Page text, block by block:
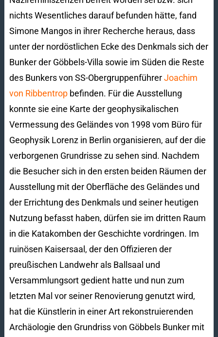
nichts Wesentliches darauf befunden hätte, fand
Simone Mangos in ihrer Recherche heraus, dass
unter der nordöstlichen Ecke des Denkmals sich der
Bunker der Göbbels-Villa sowie im Süden die Reste
des Bunkers von SS-ObergruppenführerJoachim
von Ribbentropbefinden. Für die Ausstellung
konnte sie eine Karte der geophysikalischen
Vermessung des Geländes von 1998 vom Büro für
Geophysik Lorenz in Berlin organisieren, auf der die
verborgenen Grundrisse zu sehen sind. Nachdem
die Besucher sich in den ersten beiden Räumen der
Ausstellung mit der Oberfläche des Geländes und
der Errichtung des Denkmals und seiner heutigen
Nutzung befasst haben, dürfen sie im dritten Raum
in die Katakomben der Geschichte vordringen. Im
ruinösen Kaisersaal, der den Offizieren der
preußischen Landwehr als Ballsaal und
Versammlungsort gedient hatte und nun zum
letzten Mal vor seiner Renovierung genutzt wird,
hat die Künstlerin in einer Art rekonstruierenden
Archäologie den Grundriss von Göbbels Bunker mit